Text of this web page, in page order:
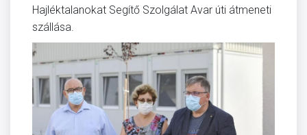
Hajléktalanokat Segítő Szolgálat Avar úti átmeneti
szállása.